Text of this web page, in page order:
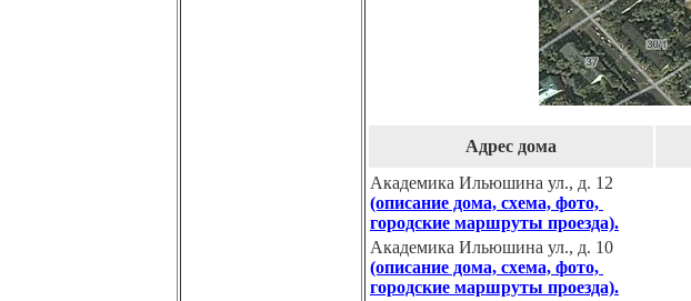
Адрес дома
Академика Ильюшина ул., д. 12
(описание дома, схема, фото,
городские маршруты проезда).
Академика Ильюшина ул., д. 10
(описание дома, схема, фото,
городские маршруты проезда).